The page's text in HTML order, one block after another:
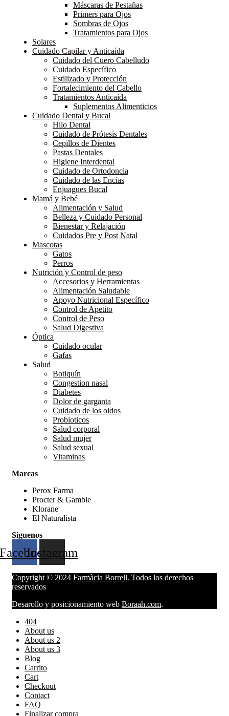
Máscaras de Pestañas
Primers para Ojos
Sombras de Ojos
Tratamientos para Ojos
Solares
Cuidado Capilar y Anticaída
Cuidado del Cuero Cabelludo
Cuidado Específico
Estilizado y Protección
Fortalecimiento del Cabello
Tratamientos Anticaída
Suplementos Alimenticios
Cuidado Dental y Bucal
Hilo Dental
Cuidado de Prótesis Dentales
Cepillos de Dientes
Pastas Dentales
Higiene Interdental
Cuidado de Ortodoncia
Cuidado de las Encías
Enjuagues Bucal
Mamá y Bebé
Alimentación y Salud
Belleza y Cuidado Personal
Bienestar y Relajación
Cuidados Pre y Post Natal
Mascotas
Gatos
Perros
Nutrición y Control de peso
Accesorios y Herramientas
Alimentación Saludable
Apoyo Nutricional Específico
Control de Apetito
Control de Peso
Salud Digestiva
Óptica
Cuidado ocular
Gafas
Salud
Botiquín
Congestion nasal
Diabetes
Dolor de garganta
Cuidado de los oidos
Probioticos
Salud corporal
Salud mujer
Salud sexual
Vitaminas
Marcas
Perox Farma
Procter & Gamble
Klorane
El Naturalista
Siguenos
Instagram
Copyright © 2024 Farmàcia Borrell. Todos los derechos
reservados
Desarollo y posicionamiento web Boraah.com.
404
About us
About us 2
About us 3
Blog
Carrito
Cart
Checkout
Contact
FAQ
Finalizar compra